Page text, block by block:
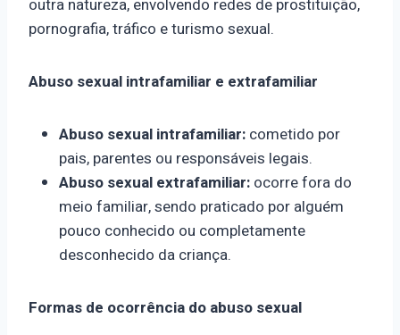
outra natureza, envolvendo redes de prostituição,
pornografia, tráfico e turismo sexual.
Abuso sexual intrafamiliar e extrafamiliar
Abuso sexual intrafamiliar: cometido por
pais, parentes ou responsáveis legais.
Abuso sexual extrafamiliar: ocorre fora do
meio familiar, sendo praticado por alguém
pouco conhecido ou completamente
desconhecido da criança.
Formas de ocorrência do abuso sexual